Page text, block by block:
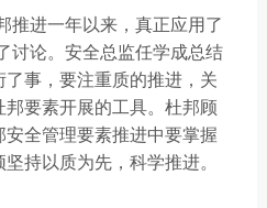
进一年以来，真正应用了
讨论。安全总监任学成总结
事，要注重质的推进，关
要素开展的工具。杜邦顾
全管理要素推进中要掌握
持以质为先，科学推进。